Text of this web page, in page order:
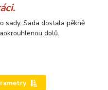
sady. Sada dostala pěkně
dolů.